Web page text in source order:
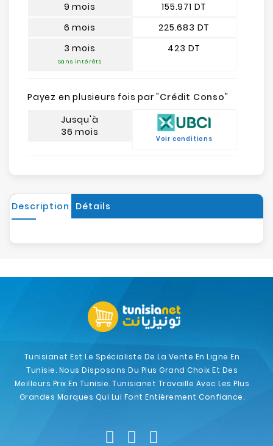
9 mois
6 mois
3 mois
Sans intérêts
155.971 DT
225.683 DT
423 DT
Payez en plusieurs fois par "Crédit Conso"
Jusqu'à
36 mois
Voir conditions
Description Détails
Tunisianet Est Le Spécialiste De La Vente En Ligne En
Tunisie. Nous Disposons Du Plus Grand Choix Et Des
Meilleurs Prix En Tunisie. Tunisianet Travaille Avec Les Plus
Grandes Marques Qui Lui Font Entièrement Confiance.